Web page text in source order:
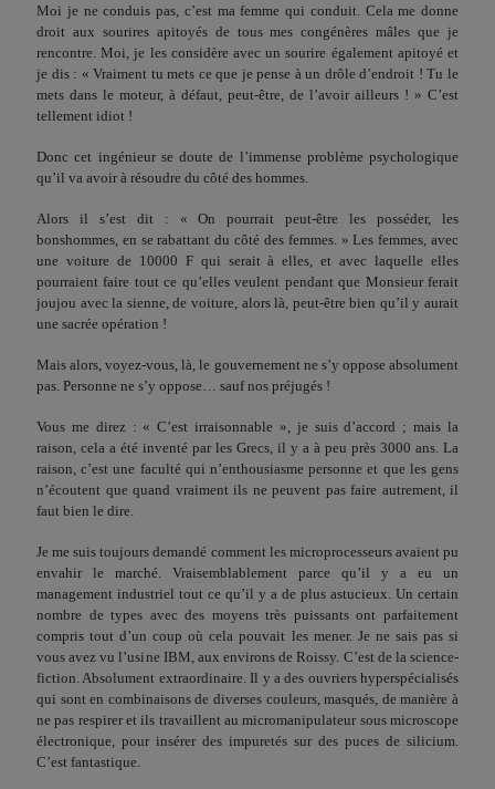
Moi je ne conduis pas, c’est ma femme qui conduit. Cela me donne
droit aux sourires apitoyés de tous mes congénères mâles que je
rencontre. Moi, je les considère avec un sourire également apitoyé et
je dis : « Vraiment tu mets ce que je pense à un drôle d’endroit ! Tu le
mets dans le moteur, à défaut, peut-être, de l’avoir ailleurs ! » C’est
tellement idiot !
Donc cet ingénieur se doute de l’immense problème psycho­logique
qu’il va avoir à résoudre du côté des hommes.
Alors il s’est dit : « On pourrait peut-être les posséder, les
bonshommes, en se rabattant du côté des femmes. » Les fem­mes, avec
une voiture de 10000 F qui serait à elles, et avec laquelle elles
pourraient faire tout ce qu’elles veulent pendant que Monsieur ferait
joujou avec la sienne, de voiture, alors là, peut-être bien qu’il y aurait
une sacrée opération !
Mais alors, voyez-vous, là, le gouvernement ne s’y oppose absolument
pas. Personne ne s’y oppose… sauf nos préjugés !
Vous me direz : « C’est irraisonnable », je suis d’accord ; mais la
raison, cela a été inventé par les Grecs, il y a à peu près 3000 ans. La
raison, c’est une faculté qui n’enthousiasme per­sonne et que les gens
n’écoutent que quand vraiment ils ne peuvent pas faire autrement, il
faut bien le dire.
Je me suis toujours demandé comment les microprocesseurs avaient pu
envahir le marché. Vraisemblablement parce qu’il y a eu un
management industriel tout ce qu’il y a de plus astucieux. Un certain
nombre de types avec des moyens très puis­sants ont parfaitement
compris tout d’un coup où cela pouvait les mener. Je ne sais pas si
vous avez vu l’usine IBM, aux envi­rons de Roissy. C’est de la science-
fiction. Absolument extraor­dinaire. Il y a des ouvriers hyperspécialisés
qui sont en combi­naisons de diverses couleurs, masqués, de manière à
ne pas res­pirer et ils travaillent au micromanipulateur sous microscope
électronique, pour insérer des impuretés sur des puces de sili­cium.
C’est fantastique.